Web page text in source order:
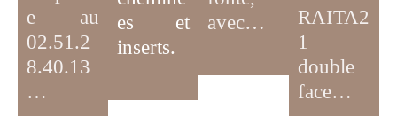
e au
02.51.2
8.40.13
…
es et
inserts.
avec…
RAITA2
1
double
face…